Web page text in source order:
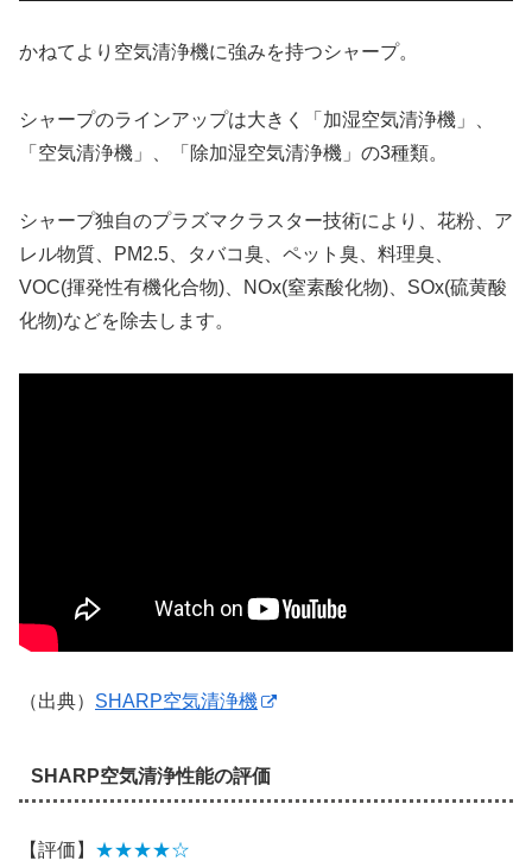
かねてより空気清浄機に強みを持つシャープ。
シャープのラインアップは大きく「加湿空気清浄機」、
「空気清浄機」、「除加湿空気清浄機」の3種類。
シャープ独自のプラズマクラスター技術により、花粉、ア
レル物質、PM2.5、タバコ臭、ペット臭、料理臭、
VOC(揮発性有機化合物)、NOx(窒素酸化物)、SOx(硫黄酸
化物)などを除去します。
（出典） SHARP空気清浄機
SHARP空気清浄性能の評価
【評価】 ★★★★☆